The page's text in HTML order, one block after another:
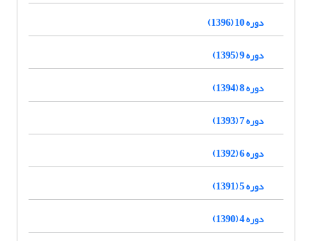
دوره 10 (1396)
دوره 9 (1395)
دوره 8 (1394)
دوره 7 (1393)
دوره 6 (1392)
دوره 5 (1391)
دوره 4 (1390)